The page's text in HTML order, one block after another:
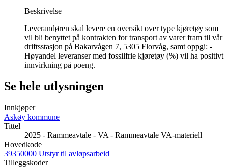
Beskrivelse
Leverandøren skal levere en oversikt over type kjøretøy som
vil bli benyttet på kontrakten for transport av varer fram til vår
driftsstasjon på Bakarvågen 7, 5305 Florvåg, samt oppgi: -
Høyandel leveranser med fossilfrie kjøretøy (%) vil ha positivt
innvirkning på poeng.
Se hele utlysningen
Innkjøper
Askøy kommune
Tittel
2025 - Rammeavtale - VA - Rammeavtale VA-materiell
Hovedkode
39350000 Utstyr til avløpsarbeid
Tilleggskoder